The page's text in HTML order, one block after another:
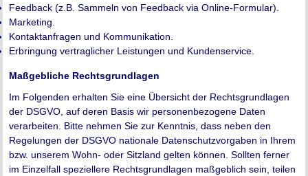
Feedback (z.B. Sammeln von Feedback via Online-Formular).
Marketing.
Kontaktanfragen und Kommunikation.
Erbringung vertraglicher Leistungen und Kundenservice.
Maßgebliche Rechtsgrundlagen
Im Folgenden erhalten Sie eine Übersicht der Rechtsgrundlagen
der DSGVO, auf deren Basis wir personenbezogene Daten
verarbeiten. Bitte nehmen Sie zur Kenntnis, dass neben den
Regelungen der DSGVO nationale Datenschutzvorgaben in Ihrem
bzw. unserem Wohn- oder Sitzland gelten können. Sollten ferner
im Einzelfall speziellere Rechtsgrundlagen maßgeblich sein, teilen